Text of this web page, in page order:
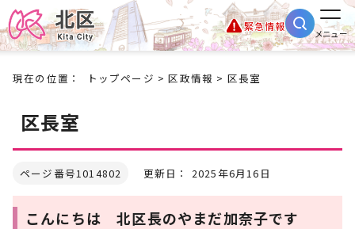
緊急情報
メニュー
現在の位置： トップページ >区政情報 > 区長室
区長室
ページ番号1014802 更新日： 2025年6月16日
こんにちは 北区長のやまだ加奈子です